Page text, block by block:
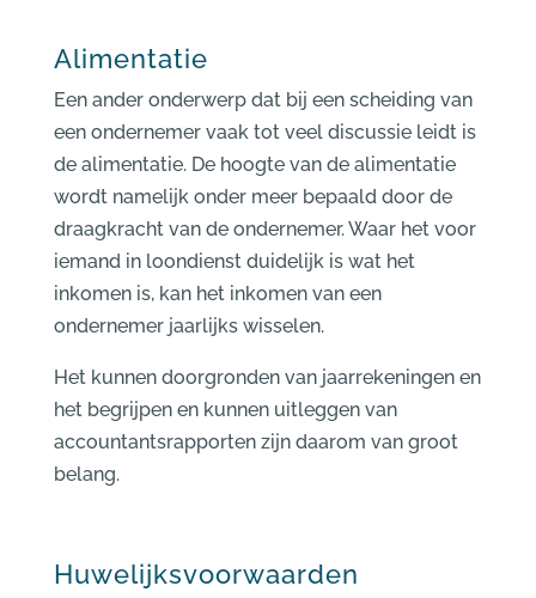
Alimentatie
Een ander onderwerp dat bij een scheiding van
een ondernemer vaak tot veel discussie leidt is
de alimentatie. De hoogte van de alimentatie
wordt namelijk onder meer bepaald door de
draagkracht van de ondernemer. Waar het voor
iemand in loondienst duidelijk is wat het
inkomen is, kan het inkomen van een
ondernemer jaarlijks wisselen.
Het kunnen doorgronden van jaarrekeningen en
het begrijpen en kunnen uitleggen van
accountantsrapporten zijn daarom van groot
belang.
Huwelijksvoorwaarden